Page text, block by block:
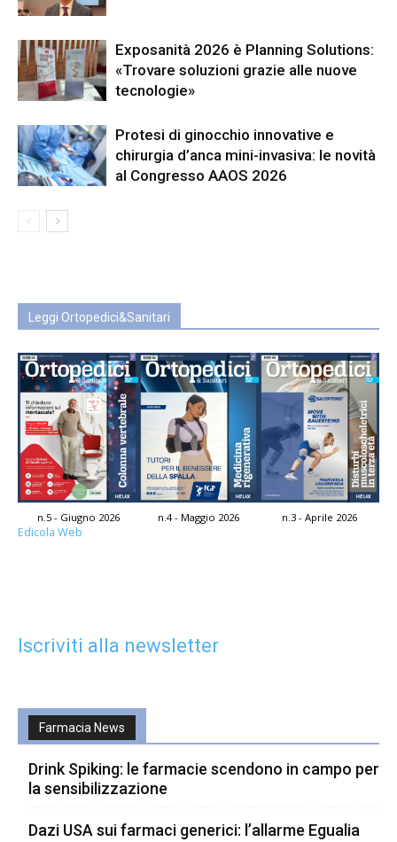
Exposanità 2026 è Planning Solutions:
«Trovare soluzioni grazie alle nuove
tecnologie»
Protesi di ginocchio innovative e
chirurgia d’anca mini-invasiva: le novità
al Congresso AAOS 2026
Leggi Ortopedici&Sanitari
n.5 - Giugno 2026 n.4 - Maggio 2026 n.3 - Aprile 2026
Edicola Web
Iscriviti alla newsletter
Farmacia News
Drink Spiking: le farmacie scendono in campo per
la sensibilizzazione
Dazi USA sui farmaci generici: l’allarme Egualia